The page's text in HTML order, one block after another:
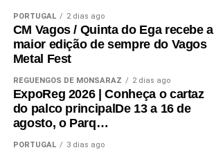
PORTUGAL 2 dias ago
CM Vagos / Quinta do Ega recebe a
maior edição de sempre do Vagos
Metal Fest
REGUENGOS DE MONSARAZ 2 dias ago
ExpoReg 2026 | Conheça o cartaz
do palco principalDe 13 a 16 de
agosto, o Parq…
PORTUGAL 3 dias ago